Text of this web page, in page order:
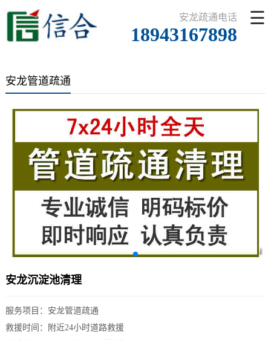
☰
安龙疏通电话
18943167898
安龙管道疏通
安龙沉淀池清理
服务项目：安龙管道疏通
救援时间：附近24小时道路救援